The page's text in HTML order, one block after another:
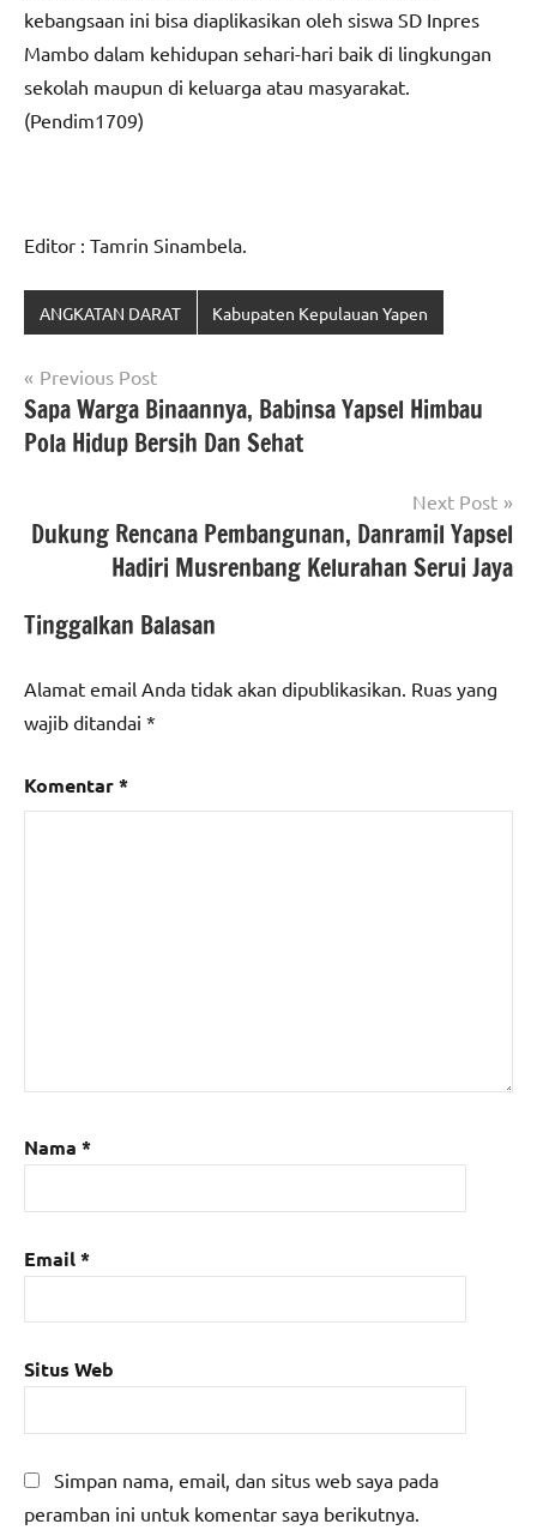
kebangsaan ini bisa diaplikasikan oleh siswa SD Inpres
Mambo dalam kehidupan sehari-hari baik di lingkungan
sekolah maupun di keluarga atau masyarakat.
(Pendim1709)
Editor : Tamrin Sinambela.
ANGKATAN DARAT Kabupaten Kepulauan Yapen
Navigasi
pos
Previous Post
Sapa Warga Binaannya, Babinsa Yapsel Himbau
Pola Hidup Bersih Dan Sehat
Next Post
Dukung Rencana Pembangunan, Danramil Yapsel
Hadiri Musrenbang Kelurahan Serui Jaya
Tinggalkan Balasan
Alamat email Anda tidak akan dipublikasikan. Ruas yang
wajib ditandai *
Komentar*
Nama *
Email*
Situs Web
Simpan nama, email, dan situs web saya pada
peramban ini untuk komentar saya berikutnya.